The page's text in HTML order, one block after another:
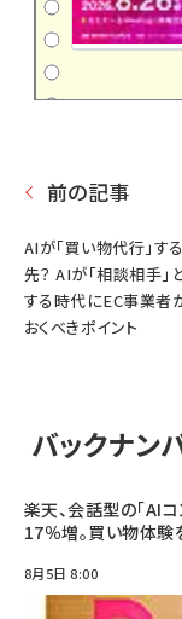
前の記事
AIが「買い物代行」す
先？ AIが「相談相手」
する時代にEC事業者
おくべきポイント
バックナン
楽天、会話型の「AI
17％増。買い物体験
8月5日 8:00